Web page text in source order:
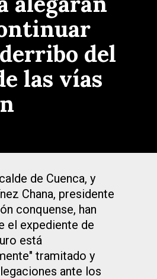
del
las vías
de Cuenca, y
Chana, presidente
conquense, han
el expediente de
está
tramitado y
ante los